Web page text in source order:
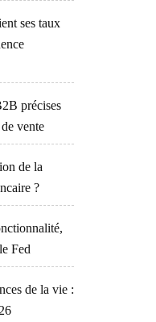
ses taux
précises
vente
de la
?
Fed
de la vie :